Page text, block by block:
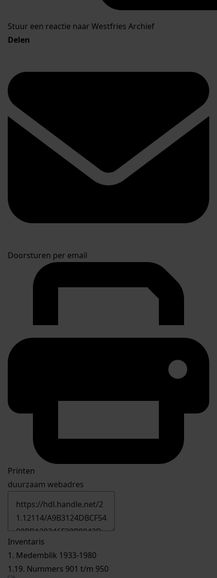
Stuur een reactie naar Westfries Archief
Delen
Doorsturen per email
Printen
duurzaam webadres
Inventaris
1. Medemblik 1933-1980
1.19. Nummers 901 t/m 950